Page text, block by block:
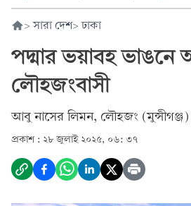
> সারা দেশ> ঢাকা
পদ্মার ভয়াবহ ভাঙনে
লৌহজংবাসী
আবু নাসের লিমন, লৌহজং (মুন্সীগঞ্জ)
প্রকাশ : ২৮ জুলাই ২০২৫, ০৬: ৩৭